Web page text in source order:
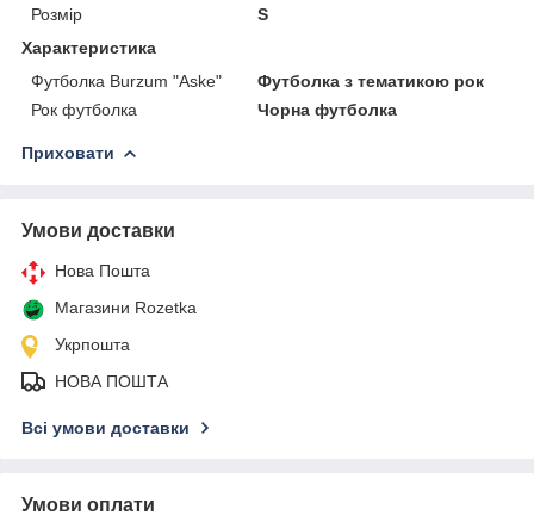
Розмір
S
Характеристика
Футболка Burzum "Aske"
Футболка з тематикою рок
Рок футболка
Чорна футболка
Приховати
Умови доставки
Нова Пошта
Магазини Rozetka
Укрпошта
НОВА ПОШТА
Всі умови доставки
Умови оплати